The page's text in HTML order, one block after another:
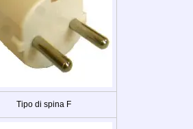
Tipo di spina F